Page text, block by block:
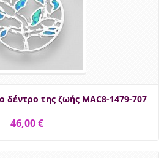
δέντρο της ζωής MAC8-1479-707
46,00 €